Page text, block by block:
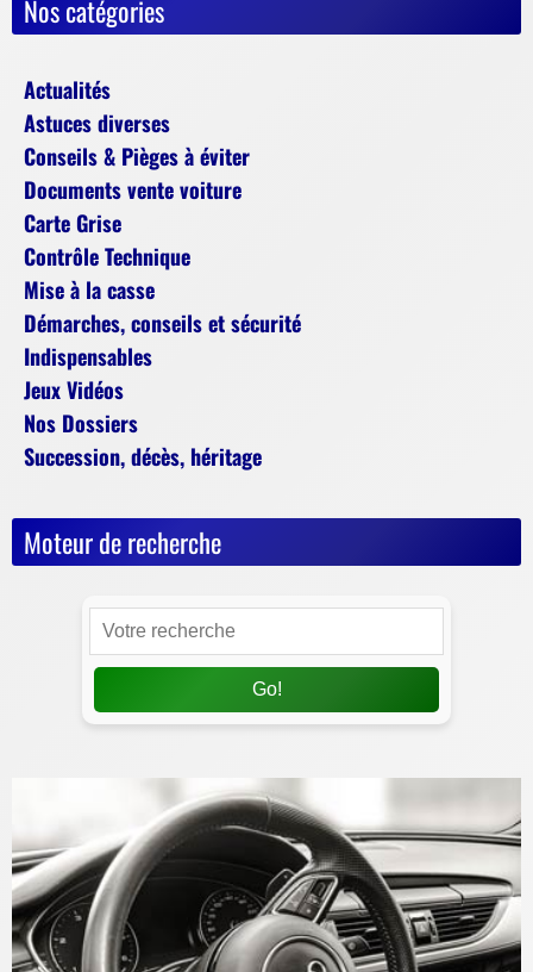
Nos catégories
Actualités
Astuces diverses
Conseils & Pièges à éviter
Documents vente voiture
Carte Grise
Contrôle Technique
Mise à la casse
Démarches, conseils et sécurité
Indispensables
Jeux Vidéos
Nos Dossiers
Succession, décès, héritage
Moteur de recherche
Go!